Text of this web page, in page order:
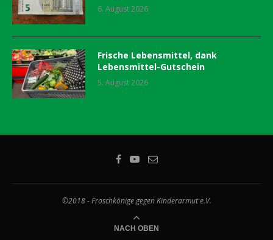
6. August 2026
Frische Lebensmittel, dank
Lebensmittel-Gutschein
5. August 2026
©2018 - Froschkönige gegen Kinderarmut e.V.
NACH OBEN